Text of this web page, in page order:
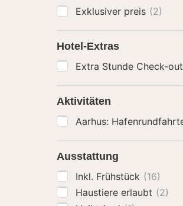
Exklusiver preis (2)
Hotel-Extras
Extra Stunde Check-out
Aktivitäten
Ausstattung
Inkl. Frühstück (16)
Haustiere erlaubt (2)